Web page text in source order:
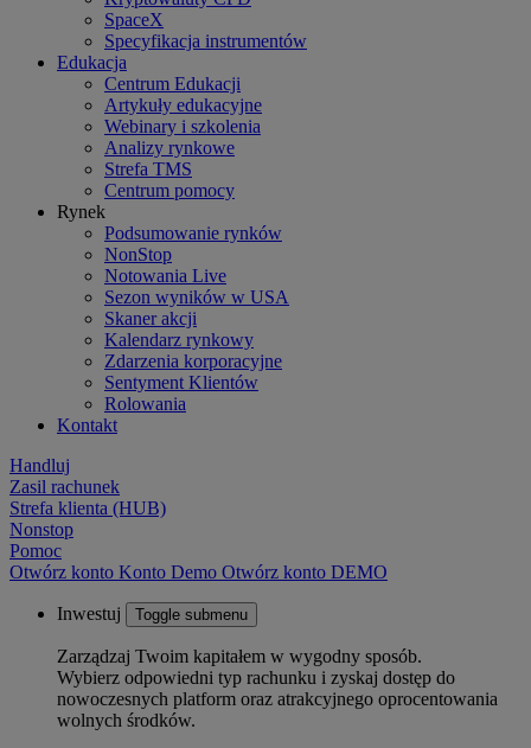
SpaceX
Specyfikacja instrumentów
Edukacja
Centrum Edukacji
Artykuły edukacyjne
Webinary i szkolenia
Analizy rynkowe
Strefa TMS
Centrum pomocy
Rynek
Podsumowanie rynków
NonStop
Notowania Live
Sezon wyników w USA
Skaner akcji
Kalendarz rynkowy
Zdarzenia korporacyjne
Sentyment Klientów
Rolowania
Kontakt
Handluj
Zasil rachunek
Strefa klienta (HUB)
Nonstop
Pomoc
Otwórz konto Konto Demo Otwórz konto DEMO
Inwestuj Toggle submenu
Zarządzaj Twoim kapitałem w wygodny sposób.
Wybierz odpowiedni typ rachunku i zyskaj dostęp do
nowoczesnych platform oraz atrakcyjnego oprocentowania
wolnych środków.